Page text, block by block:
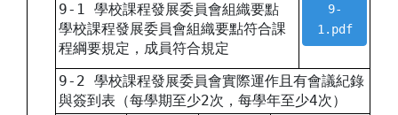
9-1 學校課程發展委員會組織要點
學校課程發展委員會組織要點符合課
程綱要規定，成員符合規定
9-
1.pdf
9-2 學校課程發展委員會實際運作且有會議紀錄
與簽到表（每學期至少2次，每學年至少4次）